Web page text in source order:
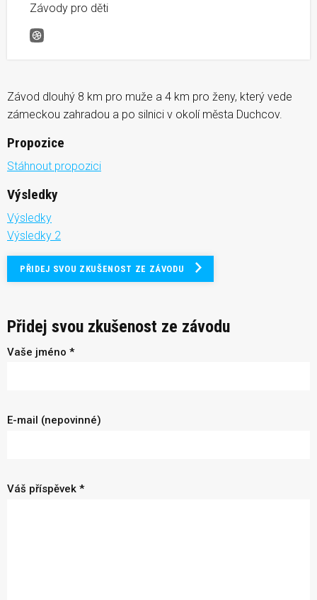
Závody pro děti
Duchcovský Viadukt
Závod dlouhý 8 km pro muže a 4 km pro ženy, který vede
zámeckou zahradou a po silnici v okolí města Duchcov.
Propozice
Stáhnout propozici
Výsledky
Výsledky
Výsledky 2
PŘIDEJ SVOU ZKUŠENOST ZE ZÁVODU
Přidej svou zkušenost ze závodu
Vaše jméno *
E-mail (nepovinné)
Váš příspěvek *